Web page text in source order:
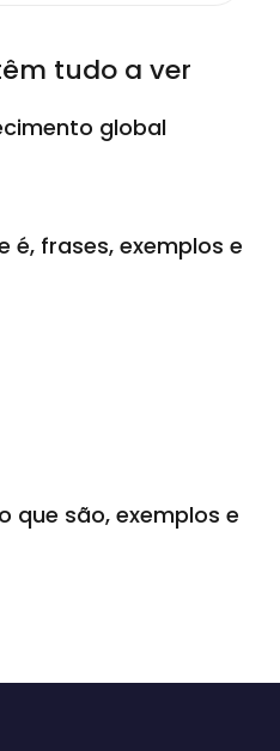
tudo a ver
global
é, frases, exemplos e
que são, exemplos e